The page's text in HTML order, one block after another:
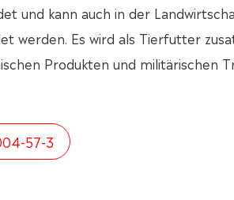
und kann auch in der
werden. Es wird als Tierfutter
Produkten und militärischen
57-3